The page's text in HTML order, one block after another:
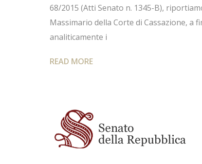
68/2015 (Atti Senato n. 1345-B),
Massimario della Corte di Cassazione, a
analiticamente i
READ MORE